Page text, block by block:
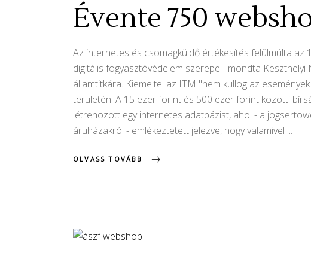
Évente 750
Az internetes és csomagküldő értékesítés felülmúlta
digitális fogyasztóvédelem szerepe - mondta
államtitkára. Kiemelte: az ITM "nem kullog az
területén. A 15 ezer forint és 500 ezer forint közötti
létrehozott egy internetes adatbázist, ahol - a
áruházakról - emlékeztetett jelezve, hogy valamivel
OLVASS TOVÁBB